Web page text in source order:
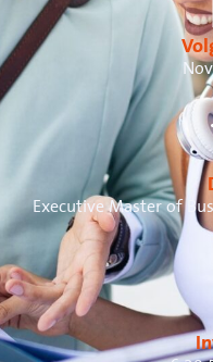
Executive Master of